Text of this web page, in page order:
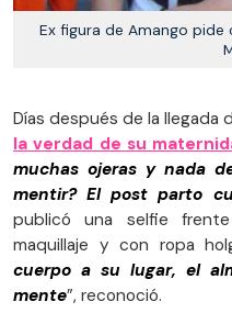
Ex figura de Amango pide
Días después de la llegada
la verdad de su
muchas ojeras y nada
mentir? El post parto
publicó una selfie
maquillaje y con ropa
cuerpo a su lugar, el
mente”, reconoció.